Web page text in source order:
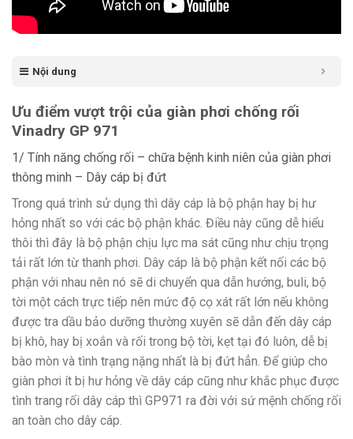
Nội dung
Ưu điểm vượt trội của giàn phơi chống rối
Vinadry GP 971
1/ Tính năng chống rối – chữa bệnh kinh niên của giàn phơi
thông minh – Dây cáp bị đứt
Trong quá trình sử dụng thì dây cáp là bộ phận hay bị hư
hỏng nhất so với các bộ phận khác. Điều này cũng dễ hiểu
thôi thì đây là bộ phận chịu lực ma sát cũng như chịu trọng
tải rất lớn từ thanh phơi. Dây cáp là bộ phận kết nối các bộ
phận với nhau nên nó sẽ di chuyển qua dẫn hướng, buli, bộ
tời một cách trực tiếp nên mức độ cọ xát rất lớn nếu không
được tra dầu bảo dưỡng thường xuyên sẽ dẫn đến dây cáp
bị khô, hay bị xoắn và rối trong bộ tời, kẹt tại đó luôn, dễ bị
bào mòn và tình trạng nặng nhất là bị đứt hẳn. Để giúp cho
giàn phơi ít bị hư hỏng về dây cáp cũng như khắc phục được
tình trang rối dây cáp thì GP971 ra đời với sứ mệnh chống rối
an toàn cho dây cáp.